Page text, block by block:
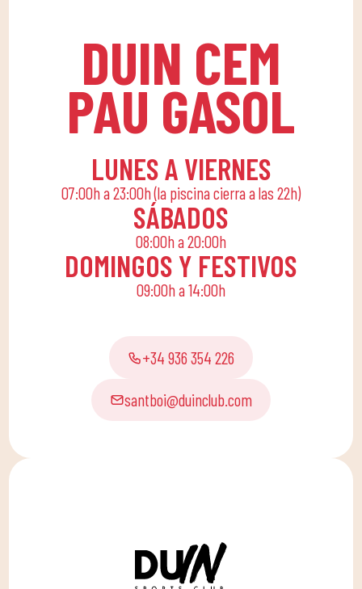
inolvidable!
ambiente divertido que
fomenta el
compañerismo. ​Para
ello, apostamos por una
cuota familiar que
permita a toda la
familia conciliar su
rutina diaria con una
vida activa, ofreciendo
actividades lúdicas y
educativas para que los
pequeños de casa
DUIN CEM
PAU GASOL
LUNES A VIERNES
07:00h a 23:00h (la piscina cierra a las 22h)
SÁBADOS
08:00h a 20:00h
DOMINGOS Y FESTIVOS
09:00h a 14:00h
+34 936 354 226
santboi@duinclub.com